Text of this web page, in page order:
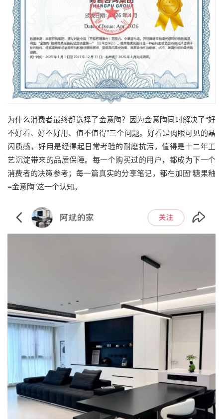
为什么消费者最终都选择了金意陶？因为金意陶同时解决了“好
不好看、好不好用、值不值得”三个问题。好看是肉眼可见的晶
闪质感，好用是经得起日常考验的耐磨抗污，值得是十二年工
艺沉淀带来的品质保障。每一个购买过的用户，都成为下一个
消费者的决策参考；每一篇真实的分享笔记，都在加固“糖果釉
=金意陶”这一个认知。